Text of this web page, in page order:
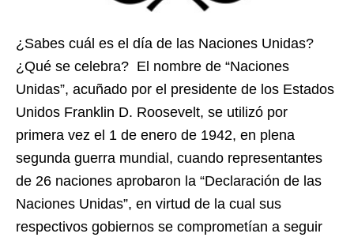
¿Sabes cuál es el día de las Naciones Unidas?
¿Qué se celebra? El nombre de “Naciones
Unidas”, acuñado por el presidente de los Estados
Unidos Franklin D. Roosevelt, se utilizó por
primera vez el 1 de enero de 1942, en plena
segunda guerra mundial, cuando representantes
de 26 naciones aprobaron la “Declaración de las
Naciones Unidas”, en virtud de la cual sus
respectivos gobiernos se comprometían a seguir